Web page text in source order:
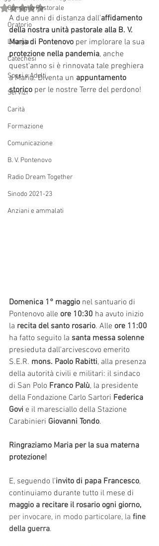
Consiglio Pastorale
Oratorio
Liturgia
Catechesi
Sposi e Adulti
Servizi
Carità
Formazione
Comunicazione
B. V. Pontenovo
Radio Dream Together
Sinodo 2021-23
Anziani e ammalati
Valutazione NaN stelle su 5.
A due anni di distanza dall'affidamento
della nostra unità pastorale alla B. V.
Maria di Pontenovo per implorare la sua
protezione nella pandemia, anche
quest'anno si è rinnovata tale preghiera
a Maria. Diventa un appuntamento
storico per le nostre Terre del perdono!
Domenica 1° maggio nel santuario di
Pontenovo alle ore 10:30 ha avuto inizio
la recita del santo rosario. Alle ore 11:00
ha fatto seguito la santa messa solenne
presieduta dall'arcivescovo emerito
S.E.R. mons. Paolo Rabitti, alla presenza
della autorità civili e militari: il sindaco
di San Polo Franco Palù, la presidente
della Fondazione Carlo Sartori Federica
Govi e il maresciallo della Stazione
Carabinieri Giovanni Tondo.
Ringraziamo Maria per la sua materna
protezione!
E, seguendo l'invito di papa Francesco,
continuiamo durante tutto il mese di
maggio a recitare il rosario ogni giorno,
per invocare, in modo particolare, la fine
della guerra.